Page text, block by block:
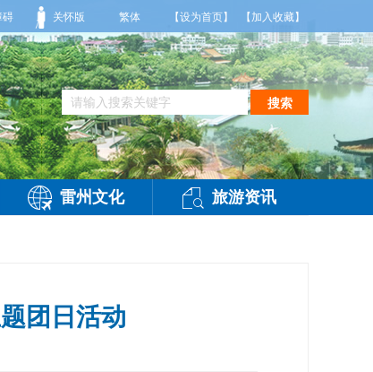
，东南风2～3级，气温25～32℃，相对湿度70～95%。雷州市气象台2026
碍 关怀版 繁体 【设为首页】 【加入收藏】
搜索
雷州文化 旅游资讯
团日活动